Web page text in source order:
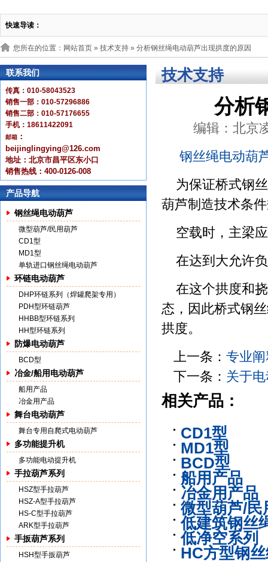
快速导读：
您所在的位置：网站首页 » 技术支持 » 分析钢丝绳电动葫芦出现拱度的原因
联系我们
传真：010-58043523
销售一部：010-57296886
销售二部：010-57176655
手机：18611422091
邮箱 ：
beijinglingying@126.com
地址：北京市昌平区东小口
销售热线：400-0126-008
产品导航
钢丝绳电动葫芦
微型葫芦/民用葫芦
CD1型
MD1型
单轨进口钢丝绳电动葫芦
环链电动葫芦
DHP环链系列（焊罐爬架专用）
PDH型环链葫芦
HHBB型环链系列
HH型环链系列
防爆电动葫芦
BCD型
冶金/船用电动葫芦
船用产品
冶金用产品
舞台电动葫芦
舞台专用自爬式电动葫芦
多功能提升机
多功能电动提升机
手拉葫芦系列
HSZ型手拉葫芦
HSZ-A型手拉葫芦
HS-C型手拉葫芦
ARK型手拉葫芦
手扳葫芦系列
HSH型手扳葫芦
技术支持
分析
编辑：北京
钢丝绳电动葫
为保证桥式钢
葫芦制造技术条
空载时，主梁
在达到大允许
在这个拱度和
态，因此桥式钢
拱度。
上一条： 专业
下一条： 关于
相关产品：
CD1型
MD1型
BCD型
船用产品
冶金用产品
微型葫芦/民
低建筑钢丝
低净空系列
HC方型钢